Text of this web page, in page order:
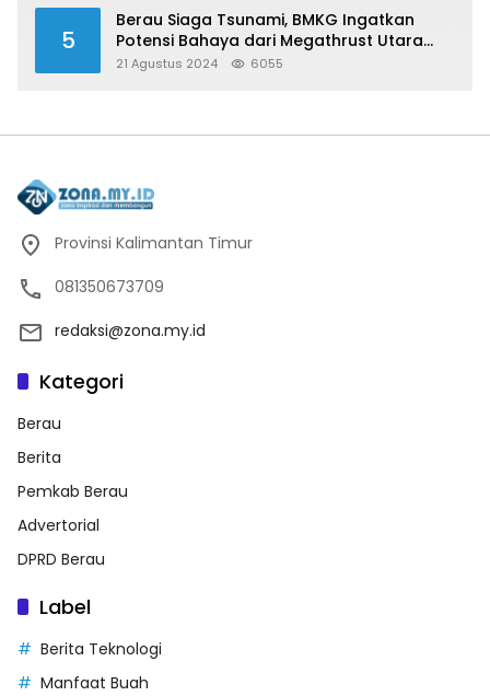
5
Berau Siaga Tsunami, BMKG Ingatkan
Potensi Bahaya dari Megathrust Utara
Sulawesi
21 Agustus 2024 6055
Provinsi Kalimantan Timur
081350673709
redaksi@zona.my.id
Kategori
Berau
Berita
Pemkab Berau
Advertorial
DPRD Berau
Label
Berita Teknologi
Manfaat Buah